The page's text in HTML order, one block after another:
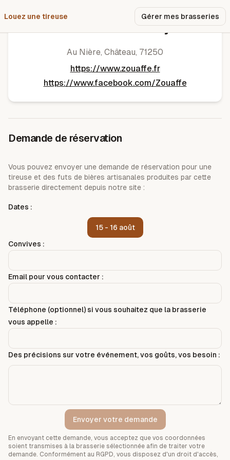
Louez une tireuse Gérer mes brasseries
Brasserie de Cluny
Au Nière, Château, 71250
https://www.zouaffe.fr
https://www.facebook.com/Zouaffe
Demande de réservation
Vous pouvez envoyer une demande de réservation pour une
tireuse et des futs de bières artisanales produites par cette
brasserie directement depuis notre site :
Dates :
15 - 16 août
Convives :
Email pour vous contacter :
Téléphone (optionnel) si vous souhaitez que la brasserie
vous appelle :
Des précisions sur votre événement, vos goûts, vos besoin :
Envoyer votre demande
En envoyant cette demande, vous acceptez que vos coordonnées
soient transmises à la brasserie sélectionnée afin de traiter votre
demande. Conformément au RGPD, vous disposez d'un droit d'accès,